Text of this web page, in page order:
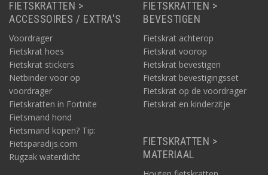
FIETSKRATTEN >
ACCESSOIRES / EXTRA'S
Voordrager
Fietskrat hoes
Fietskrat stickers
Netbinder voor op
voordrager
Fietskratten in Fortnite
Fietsmand hond
Fietsmand kopen? Tip:
Fietsparadijs.com
Rugzak waterdicht
FIETSKRATTEN >
BEVESTIGEN
Fietskrat achterop
Fietskrat voorop
Fietskrat bevestigen
Fietskrat bevestigingsset
Fietskrat op de voordrager
Fietskrat en kinderzitje
FIETSKRATTEN >
MATERIAAL